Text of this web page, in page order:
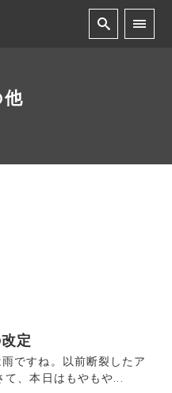
他
定
ですね。以前断裂したア
て、本日はもやもや...